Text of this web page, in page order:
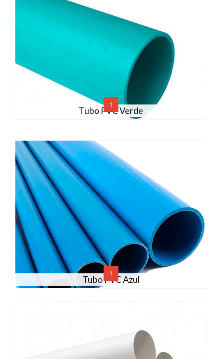
Tubo PVC Verde
1
Tubo PVC Azul
1